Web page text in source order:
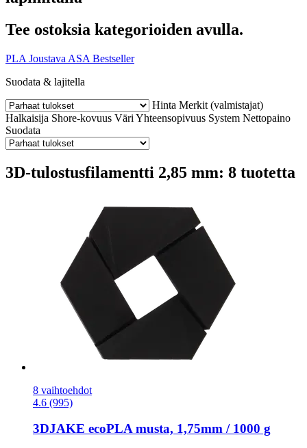
Tee ostoksia kategorioiden avulla.
PLA Joustava ASA Bestseller
Suodata & lajitella
Hinta Merkit (valmistajat)
Halkaisija Shore-kovuus Väri Yhteensopivuus System Nettopaino
Suodata
3D-tulostusfilamentti 2,85 mm: 8 tuotetta
8 vaihtoehdot
4.6 (995)
3DJAKE ecoPLA musta, 1,75mm / 1000 g